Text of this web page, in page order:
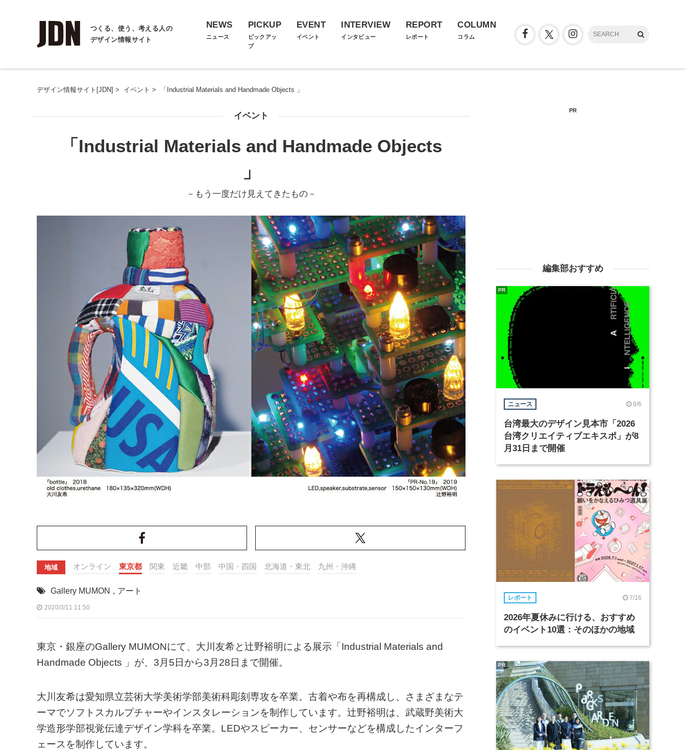
つくる、使う、考える人の
デザイン情報サイト
NEWS
ニュース
PICKUP
ピックアッ
プ
EVENT
イベント
INTERVIEW
インタビュー
REPORT
レポート
COLUMN
コラム
デザイン情報サイト[JDN] > イベント > 「Industrial Materials and Handmade Objects 」
イベント
「Industrial Materials and Handmade Objects
」
－もう一度だけ見えてきたもの－
地域 オンライン 東京都 関東 近畿 中部 中国・四国 北海道・東北 九州・沖縄
Gallery MUMON , アート
2020/3/11 11:50
東京・銀座のGallery MUMONにて、大川友希と辻野裕明による展示「Industrial Materials and
Handmade Objects 」が、3月5日から3月28日まで開催。
大川友希は愛知県立芸術大学美術学部美術科彫刻専攻を卒業。古着や布を再構成し、さまざまなテ
ーマでソフトスカルプチャーやインスタレーションを制作しています。辻野裕明は、武蔵野美術大
学造形学部視覚伝達デザイン学科を卒業。LEDやスピーカー、センサーなどを構成したインターフ
ェースを制作しています。
PR
編集部おすすめ
ニュース 8/6
台湾最大のデザイン見本市「2026
台湾クリエイティブエキスポ」が8
月31日まで開催
PR
レポート 7/16
2026年夏休みに行ける、おすすめ
のイベント10選：そのほかの地域
PR